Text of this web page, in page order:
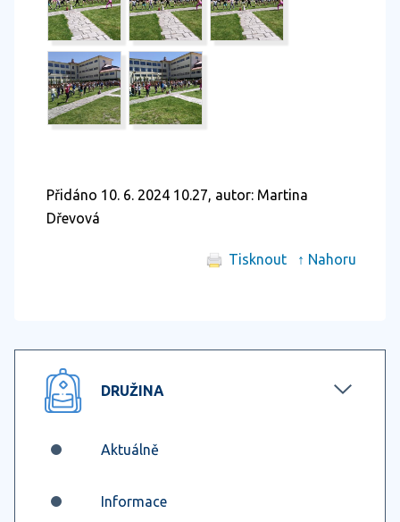
Přidáno 10. 6. 2024 10.27, autor: Martina
Dřevová
Tisknout ↑ Nahoru
DRUŽINA
Aktuálně
Informace